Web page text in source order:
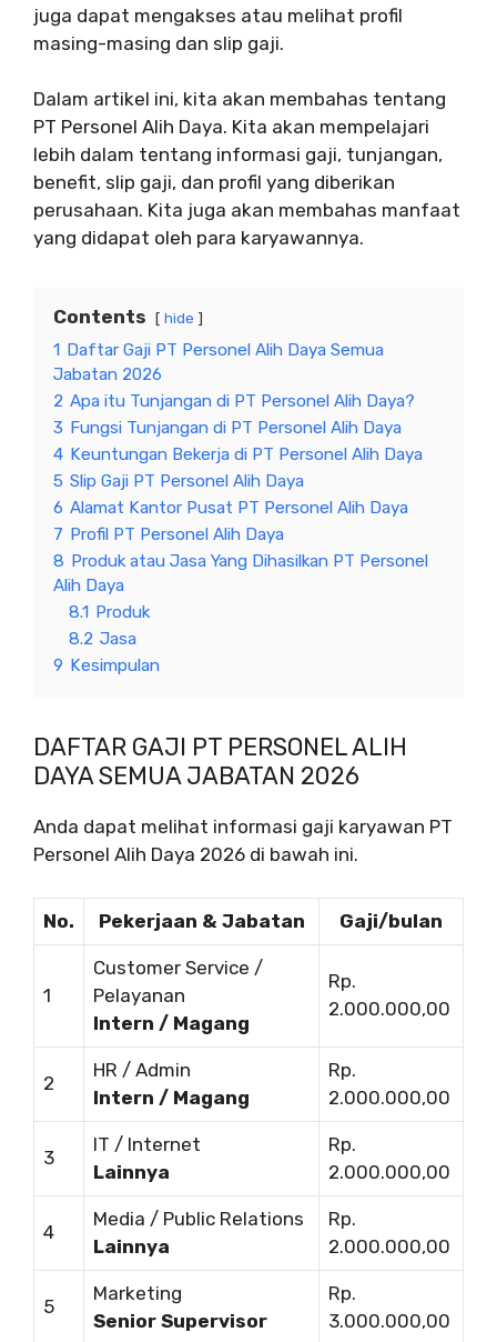
juga dapat mengakses atau melihat profil
masing-masing dan slip gaji.
Dalam artikel ini, kita akan membahas tentang
PT Personel Alih Daya. Kita akan mempelajari
lebih dalam tentang informasi gaji, tunjangan,
benefit, slip gaji, dan profil yang diberikan
perusahaan. Kita juga akan membahas manfaat
yang didapat oleh para karyawannya.
Contents hide
1 Daftar Gaji PT Personel Alih Daya Semua
Jabatan 2026
2 Apa itu Tunjangan di PT Personel Alih Daya?
3 Fungsi Tunjangan di PT Personel Alih Daya
4 Keuntungan Bekerja di PT Personel Alih Daya
5 Slip Gaji PT Personel Alih Daya
6 Alamat Kantor Pusat PT Personel Alih Daya
7 Profil PT Personel Alih Daya
8 Produk atau Jasa Yang Dihasilkan PT Personel
Alih Daya
8.1 Produk
8.2 Jasa
9 Kesimpulan
DAFTAR GAJI PT PERSONEL ALIH
DAYA SEMUA JABATAN 2026
Anda dapat melihat informasi gaji karyawan PT
Personel Alih Daya 2026 di bawah ini.
No. Pekerjaan & Jabatan Gaji/bulan
1
Customer Service /
Pelayanan
Intern / Magang
Rp.
2.000.000,00
2
HR / Admin
Intern / Magang
Rp.
2.000.000,00
3
IT / Internet
Lainnya
Rp.
2.000.000,00
4
Media / Public Relations
Lainnya
Rp.
2.000.000,00
5
Marketing
Senior Supervisor
Rp.
3.000.000,00